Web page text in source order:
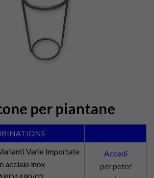
per piantane
Varie Importate
acciaio inox
Accedi
per poter